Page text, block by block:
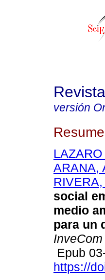
versión
ARANA,
social
medio
para un
InveCom
Epub
https://